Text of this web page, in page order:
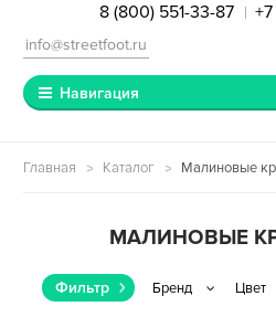
8 (800) 551-33-87 |
info@streetfoot.ru
Навигация
Главная Каталог Малиновые
МАЛИНОВЫЕ
Фильтр